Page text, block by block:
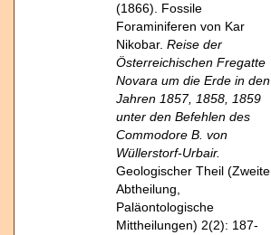
(1866). Fossile
Foraminiferen von Kar
Nikobar. Reise der
Österreichischen Fregatte
Novara um die Erde in den
Jahren 1857, 1858, 1859
unter den Befehlen des
Commodore B. von
Wüllerstorf-Urbair.
Geologischer Theil (Zweite
Abtheilung,
Paläontologische
Mittheilungen) 2(2): 187-